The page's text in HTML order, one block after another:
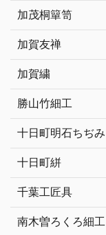
加茂桐簞笥
加賀友禅
加賀繍
勝山竹細工
十日町明石ちぢみ
十日町絣
千葉工匠具
南木曽ろくろ細工